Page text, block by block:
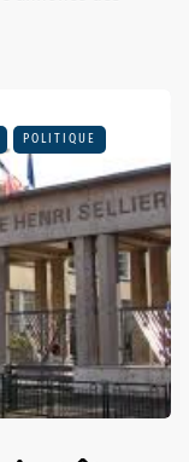
POLITIQUE